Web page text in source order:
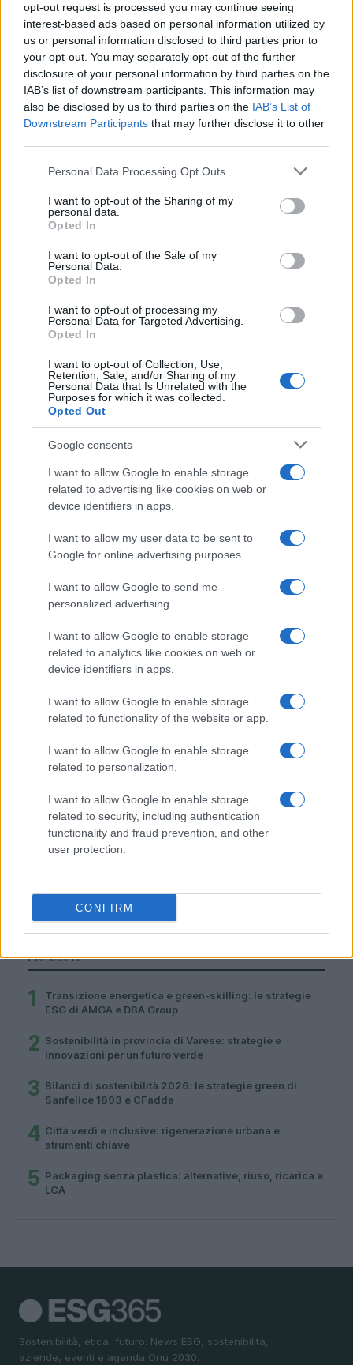
opt-out request is processed you may continue seeing
interest-based ads based on personal information utilized by
us or personal information disclosed to third parties prior to
your opt-out. You may separately opt-out of the further
disclosure of your personal information by third parties on the
IAB’s list of downstream participants. This information may
also be disclosed by us to third parties on the IAB’s List of
Downstream Participants that may further disclose it to other
Please note that this website/app uses one or more Google
not limited to your visit or usage behaviour. You may click to
grant or deny consent to Google and its third-party tags to
use your data for below specified purposes in below Google
consent section.
Personal Data Processing Opt Outs
I want to opt-out of the Sharing of my
personal data.
Opted In
I want to opt-out of the Sale of my
Personal Data.
Opted In
I want to opt-out of processing my
Personal Data for Targeted Advertising.
Opted In
I want to opt-out of Collection, Use,
Retention, Sale, and/or Sharing of my
Personal Data that Is Unrelated with the
Purposes for which it was collected.
Opted Out
Google consents
I want to allow Google to enable storage
related to advertising like cookies on web or
device identifiers in apps.
I want to allow my user data to be sent to
Google for online advertising purposes.
I want to allow Google to send me
personalized advertising.
I want to allow Google to enable storage
related to analytics like cookies on web or
device identifiers in apps.
I want to allow Google to enable storage
related to functionality of the website or app.
I want to allow Google to enable storage
related to personalization.
I want to allow Google to enable storage
related to security, including authentication
functionality and fraud prevention, and other
user protection.
CONFIRM
Continua a leggere
SOSTENIBILITÀ
Transizione energetica e green-skilling: le strategie
Ilaria Galli · 6 Ago 2026
innovazioni per un futuro verde
Andrea Innocenti · 5 Ago 2026
SOSTENIBILITÀ
Bilanci di sostenibilità 2026: le strategie green di
Edoardo Marchesi · 5 Ago 2026
PIÙ LETTI
1
Transizione energetica e green-skilling: le strategie
ESG di AMGA e DBA Group
2 Sostenibilità in provincia di Varese: strategie e
innovazioni per un futuro verde
3 Bilanci di sostenibilità 2026: le strategie green di
Sanfelice 1893 e CFadda
4 Città verdi e inclusive: rigenerazione urbana e
strumenti chiave
5 Packaging senza plastica: alternative, riuso, ricarica e
LCA
Sostenibilità, etica, futuro. News ESG, sostenibilità,
aziende, eventi e agenda Onu 2030.